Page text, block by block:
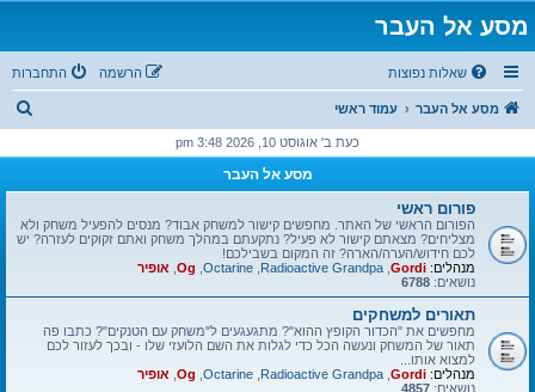
מסע אל העבר
שאלות נפוצות התחברות הרשמה
מסע אל העבר עמוד ראשי
ו
כעת ב' אוגוסט 10, 2026 3:48 pm
מסע אל העבר
פורום ראשי
הפורום הראשי של האתר. מחפשים קישור למשחק אבוד? מנסים להפעיל משחק ולא
מצליחים? מצאתם קישור לא פעיל? נתקעתם במהלך משחק ואתם זקוקים לעזרה? יש
לכם חידוש/הערה/הארה? זה המקום בשבילכם!
מנהלים: Gordi
Radioactive Grandpa
Octarine
Og אופיר
נושאים: 6788
תאורים למשחקים
מחפשים את "הכדור הקופץ ההוא"? מתגעגעים ל"משחק עם הטנקים"? כתבו פה
תאור של המשחק ונעשה הכל כדי לגלות את השם הלועזי שלו - ובכך לעזור לכם
למצוא אותו...
מנהלים: Gordi
Radioactive Grandpa
Octarine
Og אופיר
נושאים: 4857